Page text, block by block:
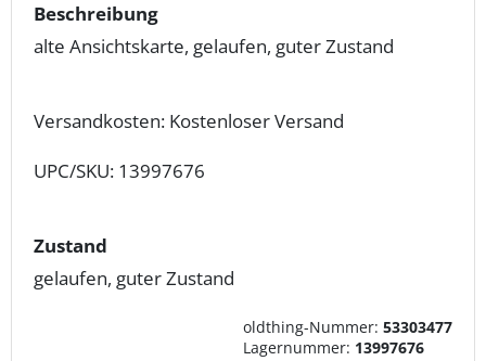
Beschreibung
alte Ansichtskarte, gelaufen, guter Zustand
Versandkosten: Kostenloser Versand
UPC/SKU: 13997676
Zustand
gelaufen, guter Zustand
oldthing-Nummer: 53303477
Lagernummer: 13997676